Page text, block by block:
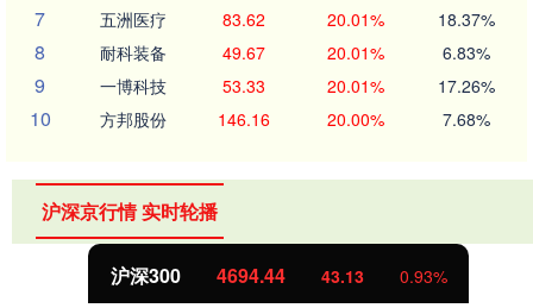
7 五洲医疗 83.62 20.01% 18.37%
8 耐科装备 49.67 20.01% 6.83%
9 一博科技 53.33 20.01% 17.26%
10 方邦股份 146.16 20.00% 7.68%
沪深京行情 实时轮播
沪深300 4694.44 43.13 0.93%